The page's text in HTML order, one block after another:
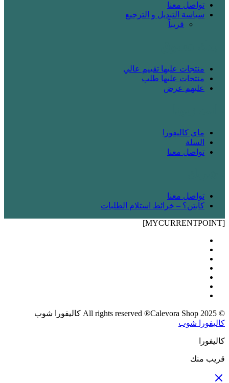
تواصل معنا
سياسة التبديل و الترجيع
قريباََ
منتجات عليها تقييم عالي
منتجات عليها طلب
عليهم عرض
ماي كاليفورا
السلة
تواصل معنا
تواصل معنا
كابتن؟ – خرائط استلام الطلبات
[MYCURRENTPOINT]
© 2025 All rights reserved ®Calevora Shop كاليفورا شوب
كاليفورا شوب
كاليفورا
قريب منك